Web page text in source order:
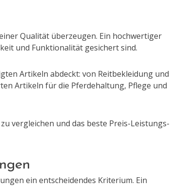
Qualität überzeugen. Ein hochwertiger
und Funktionalität gesichert sind.
Artikeln abdeckt: von Reitbekleidung und
Artikeln für die Pferdehaltung, Pflege und
vergleichen und das beste Preis-Leistungs-
ein entscheidendes Kriterium. Ein